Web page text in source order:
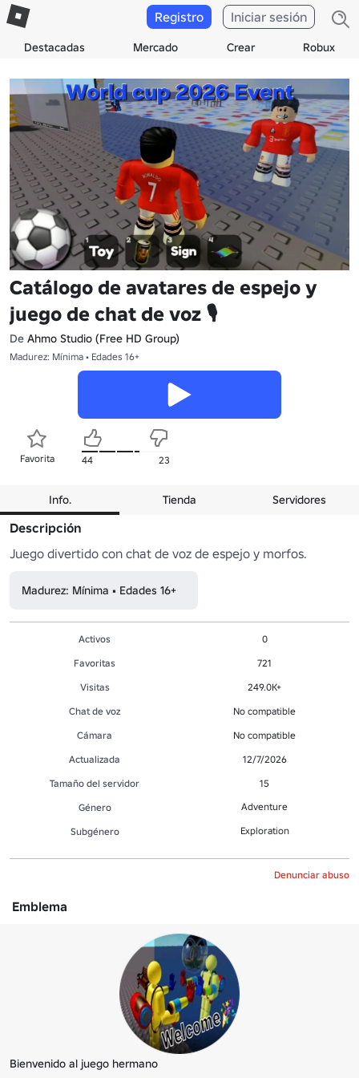
Destacadas Mercado Crear Robux
Registro Iniciar sesión
Catálogo de avatares de espejo y
juego de chat de voz 🎙
De Ahmo Studio (Free HD Group)
Madurez: Mínima • Edades 16+
Favorita 44 23
Info. Tienda Servidores
Descripción
Juego divertido con chat de voz de espejo y morfos.
Madurez: Mínima • Edades 16+
Activos
0
Favoritas
721
Visitas
249.0K+
Chat de voz
No compatible
Cámara
No compatible
Actualizada
12/7/2026
Tamaño del servidor
15
Género
Adventure
Subgénero Exploration
Denunciar abuso
Emblema
Bienvenido al juego hermano